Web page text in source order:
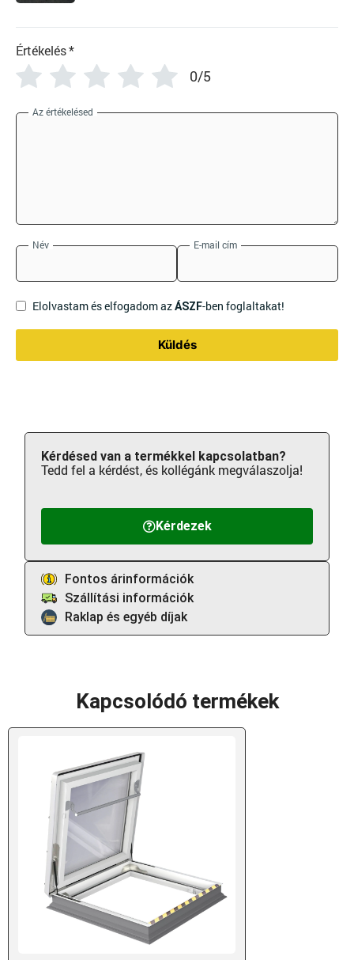
Értékelés*
0/5
Az értékelésed
Név E-mail cím
Elolvastam és elfogadom azÁSZF-ben foglaltakat!
Küldés
Kérdezek
Kérdésed van a termékkel kapcsolatban?
Tedd fel a kérdést, és kollégánk megválaszolja!
Fontos árinformációk
Szállítási információk
Raklap és egyéb díjak
Kapcsolódó termékek